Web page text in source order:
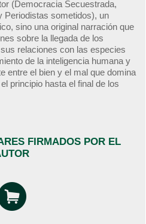
(Democracia Secuestrada,
Periodistas sometidos), un
sino una original narración que
sobre la llegada de los
relaciones con las especies
de la inteligencia humana y
entre el bien y el mal que domina
principio hasta el final de los
FIRMADOS POR EL